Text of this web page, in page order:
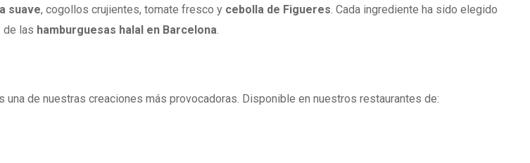
suave, cogollos crujientes, tomate fresco y cebolla de Figueres. Cada ingrediente ha sido elegido
de las hamburguesas halal en Barcelona.
una de nuestras creaciones más provocadoras. Disponible en nuestros restaurantes de: